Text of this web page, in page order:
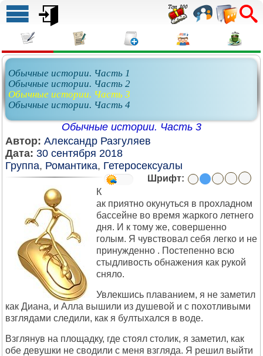
Обычные истории. Часть 1
Обычные истории. Часть 2
Обычные истории. Часть 3
Обычные истории. Часть 4
Обычные истории. Часть 3
Автор: Александр Разгуляев
Дата: 30 сентября 2018
Группа, Романтика, Гетеросексуалы
Шрифт:
К
ак приятно окунуться в прохладном
бассейне во время жаркого летнего
дня. И к тому же, совершенно
голым. Я чувствовал себя легко и не
принужденно . Постепенно всю
стыдливость обнажения как рукой
сняло.
Увлекшись плаванием, я не заметил
как Диана, и Алла вышили из душевой и с похотливыми
взглядами следили, как я бултыхался в воде.
Взглянув на площадку, где стоял столик, я заметил, как
обе девушки не сводили с меня взгляда. Я решил выйти